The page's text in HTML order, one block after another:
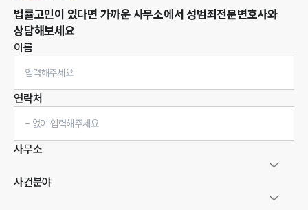
법률고민이 있다면 가까운 사무소에서 성범죄전문변호사와
상담해보세요
이름
연락처
사무소
사건분야